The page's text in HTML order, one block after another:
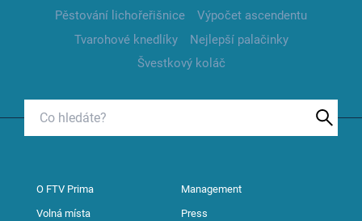
Pěstování lichořeřišnice
Výpočet ascendentu
Tvarohové knedlíky
Nejlepší palačinky
Švestkový koláč
O FTV Prima Management
Volná místa Press